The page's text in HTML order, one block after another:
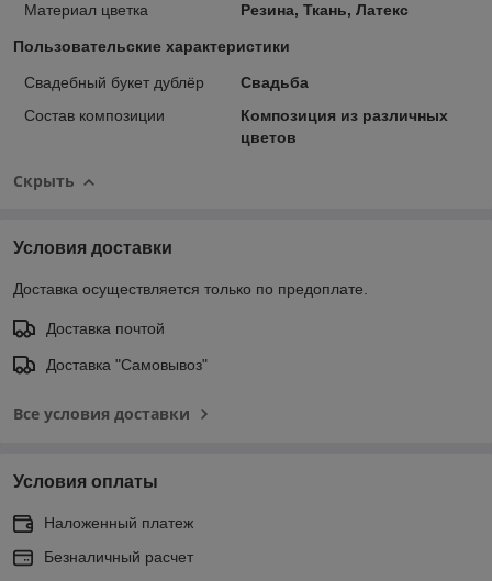
Материал цветка
Резина, Ткань, Латекс
Пользовательские характеристики
Свадебный букет дублёр
Свадьба
Состав композиции
Композиция из различных
цветов
Скрыть
Условия доставки
Доставка осуществляется только по предоплате.
Доставка почтой
Доставка "Самовывоз"
Все условия доставки
Условия оплаты
Наложенный платеж
Безналичный расчет